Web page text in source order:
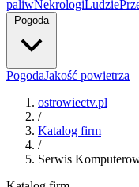
paliwNekrologiLudzie
Pogoda
PogodaJakość powietrza
ostrowiectv.pl
/
Katalog firm
/
Serwis